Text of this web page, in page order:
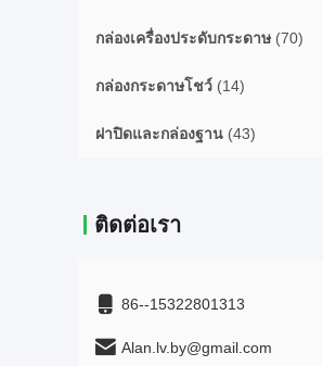
กล่องเครื่องประดับกระดาษ (70)
กล่องกระดาษโชว์ (14)
ฝาปิดและกล่องฐาน (43)
ติดต่อเรา
86--15322801313
Alan.lv.by@gmail.com